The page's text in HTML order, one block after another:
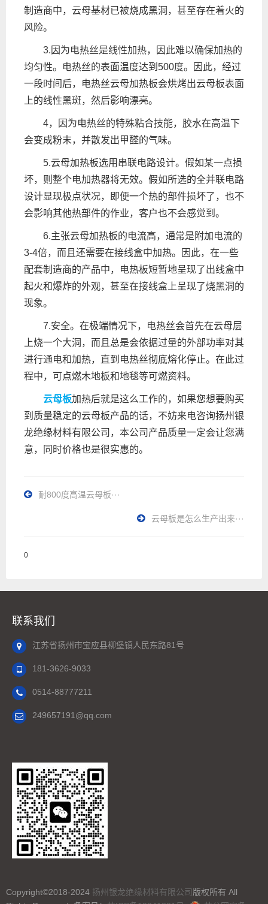
制造商中，云母基材已被烧成黑洞，甚至存在着火的
风险。
3.因为电热丝是线性加热，因此难以确保加热的
均匀性。电热丝的表面温度达到500度。因此，经过
一段时间后，电热丝云母加热板会烘烤出云母板表面
上的线性黑斑，然后影响漂亮。
4，因为电热丝的特殊粘合技能，胶水在高温下
会变成粉末，并散发出甲醛的气味。
5.云母加热板选用串联电路设计。假如某一点损
坏，则整个电加热器将无效。假如所选的全并联电路
设计显现极点状况，即便一个热的部件损坏了，也不
会影响其他热部件的作业，客户也不会感觉到。
6.主张云母加热板的电流高，通常是附加电流的
3-4倍，而且还需要在接线盒中加热。因此，在一些
配套制造商的产品中，电热板短暂地呈现了出线盒中
起火和爆炸的外观，甚至在接线盒上呈现了烧黑洞的
现象。
7.安全。在极端情况下，电热丝会首先在云母层
上烧一个大洞，而且总是会依据过量的外部功率对其
进行通电和加热，直到电热丝彻底熔化停止。在此过
程中，可点燃木地板和地毯等可燃资料。
云母板加热后就是这么工作的，如果您想要购买
到质量稳定的云母板产品的话，不妨来电咨询扬州银
龙绝缘材料有限公司，本公司产品质量一定会让您满
意，同时价格也是很实惠的。
耐800度高温云母板···
云母板是怎么生产出来···
0
联系我们
江苏省扬州市宝应县柳堡镇人民东路81号
181-3626-9033
0514-88777211
249657191@qq.com
Copyright©2018-2024 扬州银龙绝缘材料有限公司 版权所有 All